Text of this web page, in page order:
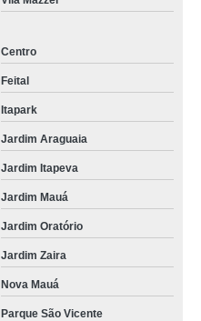
Centro
Feital
Itapark
Jardim Araguaia
Jardim Itapeva
Jardim Mauá
Jardim Oratório
Jardim Zaira
Nova Mauá
Parque São Vicente